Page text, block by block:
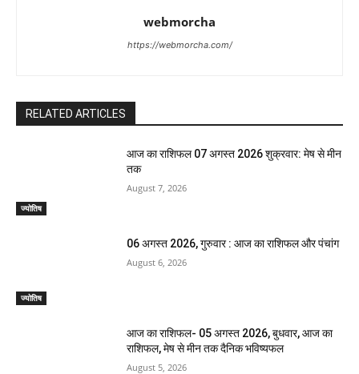
webmorcha
https://webmorcha.com/
RELATED ARTICLES
ज्योतिष
आज का राशिफल 07 अगस्त 2026 शुक्रवार: मेष से मीन
तक
August 7, 2026
ज्योतिष
06 अगस्त 2026, गुरुवार : आज का राशिफल और पंचांग
August 6, 2026
आज का राशिफल- 05 अगस्त 2026, बुधवार, आज का
राशिफल, मेष से मीन तक दैनिक भविष्यफल
August 5, 2026